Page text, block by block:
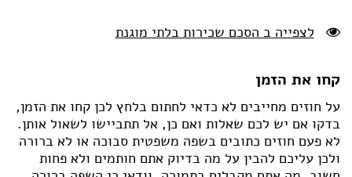
לצפייה ב הסכם שכירות בלתי מוגנת
קחו את הזמן
על חוזים מחייבים לא כדאי לחתום בלחץ לכן קחו את הזמן,
בדקו אם יש לכם שאלות ואם כן, אל תתביישו לשאול אותן.
לא פעם חוזים כתובים בשפה משפטית סבוכה או לא ברורה
ולכן עליכם להבין על מה בדיוק אתם חותמים ולא פחות